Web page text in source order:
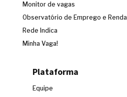
Monitor de vagas
Observatório de Emprego e Renda
Rede Indica
Minha Vaga!
Plataforma
Equipe